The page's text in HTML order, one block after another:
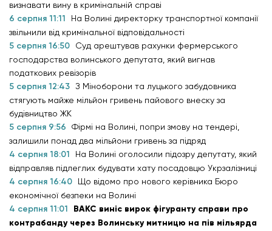
визнавати вину в кримінальній справі
6 серпня 11:11
На Волині директорку транспортної компанії
звільнили від кримінальної відповідальності
5 серпня 16:50
Суд арештував рахунки фермерського
господарства волинського депутата, який вигнав
податкових ревізорів
5 серпня 12:43 З Міноборони та луцького забудовника
стягують майже мільйон гривень пайового внеску за
будівництво ЖК
5 серпня 9:56
Фірмі на Волині, попри змову на тендері,
залишили понад два мільйони гривень за підряд
4 серпня 18:01
На Волині оголосили підозру депутату, який
відправляв підлеглих будувати хату посадовцю Укрзалізниці
4 серпня 16:40
Що відомо про нового керівника Бюро
економічної безпеки на Волині
4 серпня 11:01
ВАКС виніс вирок фігуранту справи про
контрабанду через Волинську митницю на пів мільярда